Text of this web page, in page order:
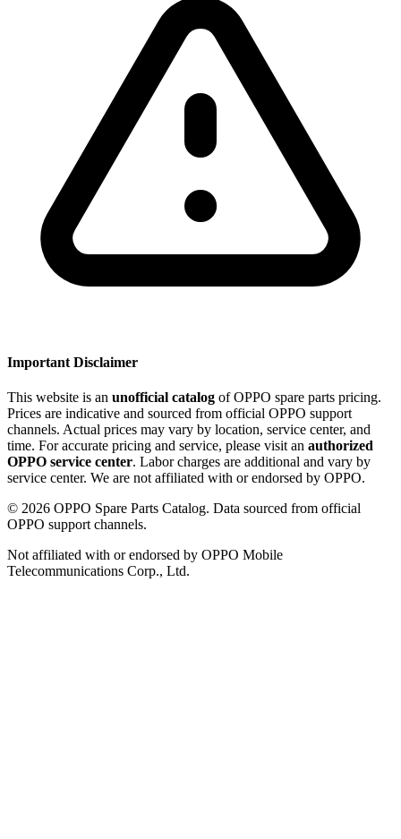
Important Disclaimer
This website is an unofficial catalog of OPPO spare parts pricing.
Prices are indicative and sourced from official OPPO support
channels. Actual prices may vary by location, service center, and
time. For accurate pricing and service, please visit an authorized
OPPO service center. Labor charges are additional and vary by
service center. We are not affiliated with or endorsed by OPPO.
© 2026 OPPO Spare Parts Catalog. Data sourced from official
OPPO support channels.
Not affiliated with or endorsed by OPPO Mobile
Telecommunications Corp., Ltd.